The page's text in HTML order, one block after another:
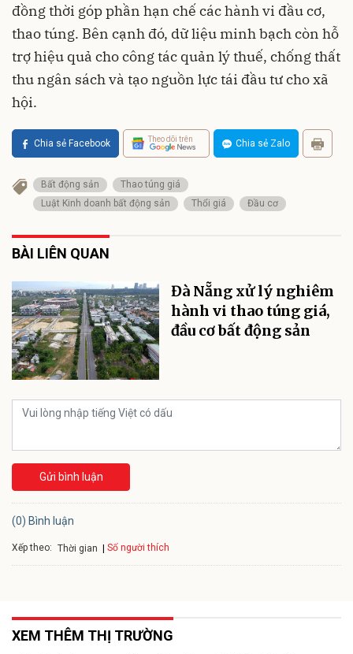
đồng thời góp phần hạn chế các hành vi đầu cơ,
thao túng. Bên cạnh đó, dữ liệu minh bạch còn hỗ
trợ hiệu quả cho công tác quản lý thuế, chống thất
thu ngân sách và tạo nguồn lực tái đầu tư cho xã
hội.
Chia sẻ Facebook Theo dõi trên Chia sẻ Zalo
Bất động sản
Thao túng giá
Luật Kinh doanh bất động sản
Thổi giá Đầu cơ
BÀI LIÊN QUAN
Đà Nẵng xử lý nghiêm
hành vi thao túng giá,
đầu cơ bất động sản
Gửi bình luận
(0) Bình luận
Xếp theo: Thời gian Số người thích
XEM THÊM THỊ TRƯỜNG